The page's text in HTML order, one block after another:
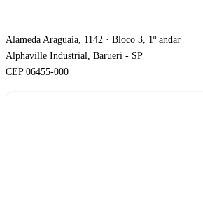
Alameda Araguaia, 1142 · Bloco 3, 1º andar
Alphaville Industrial, Barueri - SP
CEP 06455-000